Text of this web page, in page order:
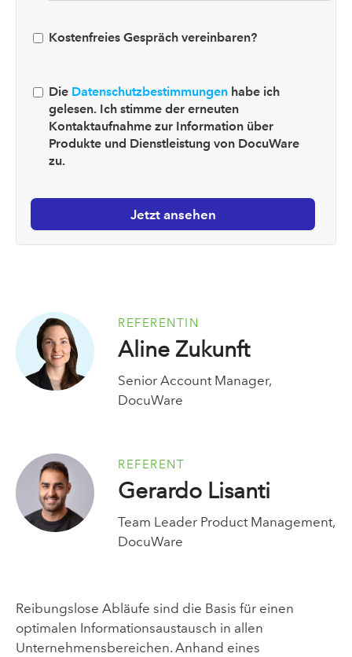
REFERENTIN
Aline Zukunft
Senior Account Manager,
DocuWare
REFERENT
Gerardo Lisanti
Team Leader Product Management,
DocuWare
Reibungslose Abläufe sind die Basis für einen
optimalen Informationsaustausch in allen
Unternehmensbereichen. Anhand eines
Kostenfreies Gespräch vereinbaren?
Die Datenschutzbestimmungen habe ich
gelesen. Ich stimme der erneuten
Kontaktaufnahme zur Information über
Produkte und Dienstleistung von DocuWare
zu.